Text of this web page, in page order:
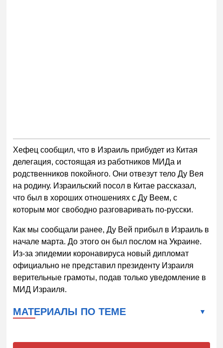
Хефец сообщил, что в Израиль прибудет из Китая
делегация, состоящая из работников МИДа и
родственников покойного. Они отвезут тело Ду Вея
на родину. Израильский посол в Китае рассказал,
что был в хороших отношениях с Ду Веем, с
которым мог свободно разговаривать по-русски.
Как мы сообщали ранее, Ду Вей прибыл в Израиль в
начале марта. До этого он был послом на Украине.
Из-за эпидемии коронавируса новый дипломат
официально не представил президенту Израиля
верительные грамоты, подав только уведомление в
МИД Израиля.
МАТЕРИАЛЫ ПО ТЕМЕ